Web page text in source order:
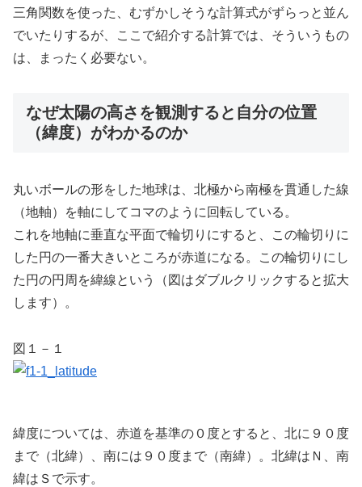
三角関数を使った、むずかしそうな計算式がずらっと並ん
でいたりするが、ここで紹介する計算では、そういうもの
は、まったく必要ない。
なぜ太陽の高さを観測すると自分の位置
（緯度）がわかるのか
丸いボールの形をした地球は、北極から南極を貫通した線
（地軸）を軸にしてコマのように回転している。
これを地軸に垂直な平面で輪切りにすると、この輪切りに
した円の一番大きいところが赤道になる。この輪切りにし
た円の円周を緯線という（図はダブルクリックすると拡大
します）。
図１－１
緯度については、赤道を基準の０度とすると、北に９０度
まで（北緯）、南には９０度まで（南緯）。北緯はＮ、南
緯はＳで示す。